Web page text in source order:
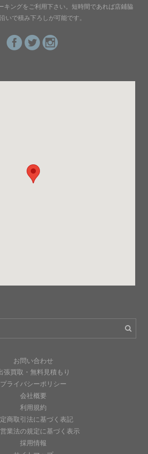
キングをご利用下さい。短時間であれば店鋪脇
いで積み下ろしが可能です。
お問い合わせ
張買取・無料見積もり
プライバシーポリシー
会社概要
利用規約
商取引法に基づく表記
業法の規定に基づく表示
採用情報